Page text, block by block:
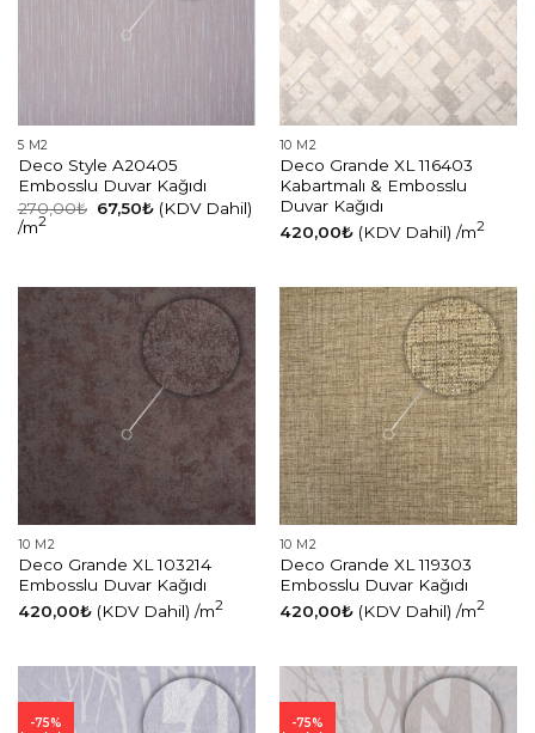
5 M2
Deco Style A20405
Embosslu Duvar Kağıdı
270,00₺ Orijinal
fiyat:
67,50₺Şu
andaki
(KDV Dahil)
/m2
10 M2
Deco Grande XL 116403
Kabartmalı & Embosslu
Duvar Kağıdı
420,00₺ (KDV Dahil) /m2
10 M2
Deco Grande XL 103214
Embosslu Duvar Kağıdı
420,00₺ (KDV Dahil) /m2
10 M2
Deco Grande XL 119303
Embosslu Duvar Kağıdı
420,00₺ (KDV Dahil) /m2
-75%
-75%